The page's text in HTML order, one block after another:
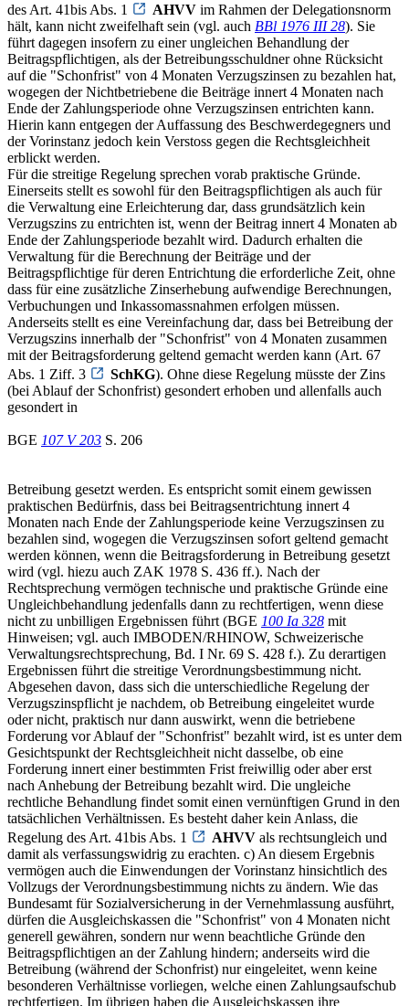
des Art. 41bis Abs. 1
AHVV im Rahmen der Delegationsnorm
hält, kann nicht zweifelhaft sein (vgl. auch BBl 1976 III 28). Sie
führt dagegen insofern zu einer ungleichen Behandlung der
Beitragspflichtigen, als der Betreibungsschuldner ohne Rücksicht
auf die "Schonfrist" von 4 Monaten Verzugszinsen zu bezahlen hat,
wogegen der Nichtbetriebene die Beiträge innert 4 Monaten nach
Ende der Zahlungsperiode ohne Verzugszinsen entrichten kann.
Hierin kann entgegen der Auffassung des Beschwerdegegners und
der Vorinstanz jedoch kein Verstoss gegen die Rechtsgleichheit
erblickt werden.
Für die streitige Regelung sprechen vorab praktische Gründe.
Einerseits stellt es sowohl für den Beitragspflichtigen als auch für
die Verwaltung eine Erleichterung dar, dass grundsätzlich kein
Verzugszins zu entrichten ist, wenn der Beitrag innert 4 Monaten ab
Ende der Zahlungsperiode bezahlt wird. Dadurch erhalten die
Verwaltung für die Berechnung der Beiträge und der
Beitragspflichtige für deren Entrichtung die erforderliche Zeit, ohne
dass für eine zusätzliche Zinserhebung aufwendige Berechnungen,
Verbuchungen und Inkassomassnahmen erfolgen müssen.
Anderseits stellt es eine Vereinfachung dar, dass bei Betreibung der
Verzugszins innerhalb der "Schonfrist" von 4 Monaten zusammen
mit der Beitragsforderung geltend gemacht werden kann (Art. 67
Abs. 1 Ziff. 3
SchKG). Ohne diese Regelung müsste der Zins
(bei Ablauf der Schonfrist) gesondert erhoben und allenfalls auch
gesondert in
BGE 107 V 203 S. 206
Betreibung gesetzt werden. Es entspricht somit einem gewissen
praktischen Bedürfnis, dass bei Beitragsentrichtung innert 4
Monaten nach Ende der Zahlungsperiode keine Verzugszinsen zu
bezahlen sind, wogegen die Verzugszinsen sofort geltend gemacht
werden können, wenn die Beitragsforderung in Betreibung gesetzt
wird (vgl. hiezu auch ZAK 1978 S. 436 ff.). Nach der
Rechtsprechung vermögen technische und praktische Gründe eine
Ungleichbehandlung jedenfalls dann zu rechtfertigen, wenn diese
nicht zu unbilligen Ergebnissen führt (BGE 100 Ia 328 mit
Hinweisen; vgl. auch IMBODEN/RHINOW, Schweizerische
Verwaltungsrechtsprechung, Bd. I Nr. 69 S. 428 f.). Zu derartigen
Ergebnissen führt die streitige Verordnungsbestimmung nicht.
Abgesehen davon, dass sich die unterschiedliche Regelung der
Verzugszinspflicht je nachdem, ob Betreibung eingeleitet wurde
oder nicht, praktisch nur dann auswirkt, wenn die betriebene
Forderung vor Ablauf der "Schonfrist" bezahlt wird, ist es unter dem
Gesichtspunkt der Rechtsgleichheit nicht dasselbe, ob eine
Forderung innert einer bestimmten Frist freiwillig oder aber erst
nach Anhebung der Betreibung bezahlt wird. Die ungleiche
rechtliche Behandlung findet somit einen vernünftigen Grund in den
tatsächlichen Verhältnissen. Es besteht daher kein Anlass, die
Regelung des Art. 41bis Abs. 1
AHVV als rechtsungleich und
damit als verfassungswidrig zu erachten. c) An diesem Ergebnis
vermögen auch die Einwendungen der Vorinstanz hinsichtlich des
Vollzugs der Verordnungsbestimmung nichts zu ändern. Wie das
Bundesamt für Sozialversicherung in der Vernehmlassung ausführt,
dürfen die Ausgleichskassen die "Schonfrist" von 4 Monaten nicht
generell gewähren, sondern nur wenn beachtliche Gründe den
Beitragspflichtigen an der Zahlung hindern; anderseits wird die
Betreibung (während der Schonfrist) nur eingeleitet, wenn keine
besonderen Verhältnisse vorliegen, welche einen Zahlungsaufschub
rechtfertigen. Im übrigen haben die Ausgleichskassen ihre